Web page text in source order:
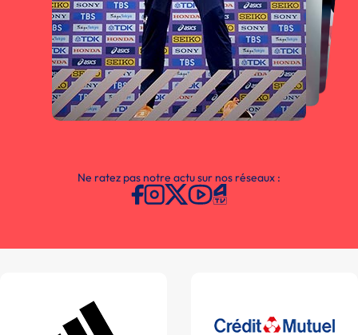
Ne ratez pas notre actu sur nos réseaux :